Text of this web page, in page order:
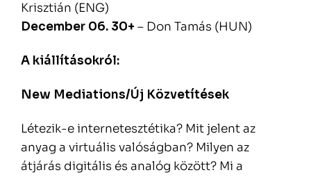
Krisztián (ENG)
December 06. 30+ – Don Tamás (HUN)
A kiállításokról:
New Mediations/Új Közvetítések
Létezik-e internetesztétika? Mit jelent az
anyag a virtuális valóságban? Milyen az
átjárás digitális és analóg között? Mi a